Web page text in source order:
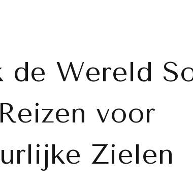
de Wereld
voor
Zielen